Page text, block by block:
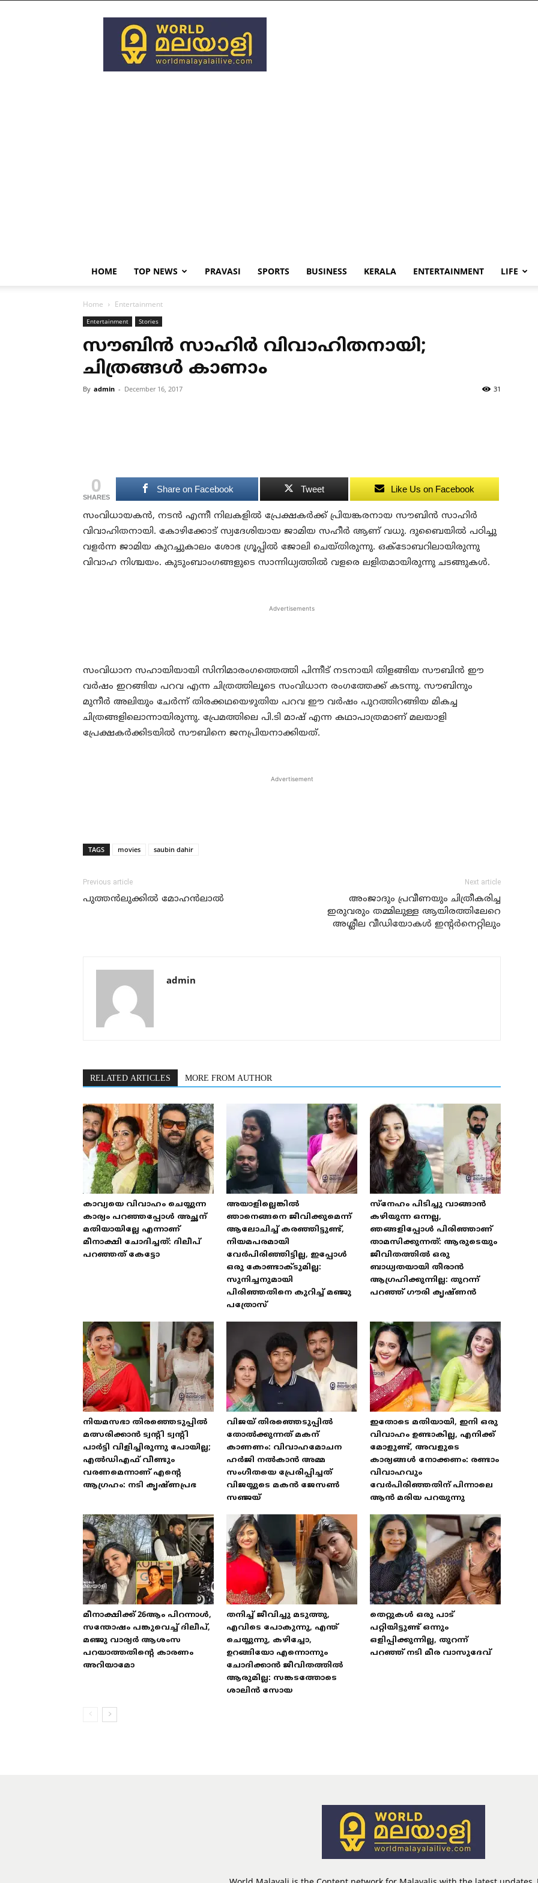
World
Malayali
Live
HOME TOP NEWS PRAVASI SPORTS BUSINESS KERALA ENTERTAINMENT LIFE
Home Entertainment
Entertainment Stories
സൗബിന്‍ സാഹിര്‍ വിവാഹിതനായി;
ചിത്രങ്ങള്‍ കാണാം
By admin - December 16, 2017 31
0
SHARES
Share on Facebook Tweet Like Us on Facebook
സംവിധായകന്‍, നടന്‍ എന്നീ നിലകളില്‍ പ്രേക്ഷകര്‍ക്ക് പ്രിയങ്കരനായ സൗബിന്‍ സാഹിര്‍
വിവാഹിതനായി. കോഴിക്കോട് സ്വദേശിയായ ജാമിയ സഹീര്‍ ആണ് വധു. ദുബൈയില്‍ പഠിച്ചു
വളര്‍ന്ന ജാമിയ കുറച്ചുകാലം ശോഭ ഗ്രൂപ്പില്‍ ജോലി ചെയ്തിരുന്നു. ഒക്ടോബറിലായിരുന്നു
വിവാഹ നിശ്ചയം. കുടുംബാംഗങ്ങളുടെ സാന്നിധ്യത്തില്‍ വളരെ ലളിതമായിരുന്നു ചടങ്ങുകള്‍.
Advertisements
സംവിധാന സഹായിയായി സിനിമാരംഗത്തെത്തി പിന്നീട് നടനായി തിളങ്ങിയ സൗബിന്‍ ഈ
വര്‍ഷം ഇറങ്ങിയ പറവ എന്ന ചിത്രത്തിലൂടെ സംവിധാന രംഗത്തേക്ക് കടന്നു. സൗബിനും
മുനീര്‍ അലിയും ചേര്‍ന്ന് തിരക്കഥയെഴുതിയ പറവ ഈ വര്‍ഷം പുറത്തിറങ്ങിയ മികച്ച
ചിത്രങ്ങളിലൊന്നായിരുന്നു. പ്രേമത്തിലെ പി.ടി മാഷ് എന്ന കഥാപാത്രമാണ് മലയാളി
പ്രേക്ഷകര്‍ക്കിടയില്‍ സൗബിനെ ജനപ്രിയനാക്കിയത്.
Advertisement
TAGS movies saubin dahir
Previous article
പുത്തന്‍ലുക്കില്‍ മോഹന്‍ലാല്‍
Next article
അംജാദും പ്രവീണയും ചിത്രീകരിച്ച
ഇരുവരും തമ്മിലുള്ള ആയിരത്തിലേറെ
അശ്ലീല വീഡിയോകള്‍ ഇന്റര്‍നെറ്റിലും
admin
RELATED ARTICLES MORE FROM AUTHOR
കാവ്യയെ വിവാഹം ചെയ്യുന്ന
കാര്യം പറഞ്ഞപ്പോൾ അച്ഛന്
മതിയായില്ലേ എന്നാണ്
മീനാക്ഷി ചോദിച്ചത്: ദിലീപ്
പറഞ്ഞത് കേട്ടോ
അയാളില്ലെങ്കിൽ
ഞാനെങ്ങനെ ജീവിക്കുമെന്ന്
ആലോചിച്ച് കരഞ്ഞിട്ടുണ്ട്,
നിയമപരമായി
വേർപിരിഞ്ഞിട്ടില്ല, ഇപ്പോൾ
ഒരു കോണ്ടാക്ടുമില്ല:
സുനിച്ചനുമായി
പിരിഞ്ഞതിനെ കുറിച്ച് മഞ്ജു
പത്രോസ്
സ്‌നേഹം പിടിച്ചു വാങ്ങാൻ
കഴിയുന്ന ഒന്നല്ല,
ഞങ്ങളിപ്പോൾ പിരിഞ്ഞാണ്
താമസിക്കുന്നത്: ആരുടെയും
ജീവിതത്തിൽ ഒരു
ബാധ്യതയായി തീരാൻ
ആഗ്രഹിക്കുന്നില്ല: തുറന്ന്
പറഞ്ഞ് ഗൗരി കൃഷ്ണൻ
നിയമസഭാ തിരഞ്ഞെടുപ്പിൽ
മത്സരിക്കാൻ ട്വന്റി ട്വന്റി
പാർട്ടി വിളിച്ചിരുന്നു പോയില്ല;
എൽഡിഎഫ് വീണ്ടും
വരണമെന്നാണ് എന്റെ
ആഗ്രഹം: നടി കൃഷ്ണപ്രഭ
വിജയ് തിരഞ്ഞെടുപ്പിൽ
തോൽക്കുന്നത് മകന്
കാണണം: വിവാഹമോചന
ഹർജി നൽകാൻ അമ്മ
സംഗീതയെ പ്രേരിപ്പിച്ചത്
വിജയ്യുടെ മകൻ ജേസൺ
സഞ്ജയ്
ഇതോടെ മതിയായി, ഇനി ഒരു
വിവാഹം ഉണ്ടാകില്ല, എനിക്ക്
മോളുണ്ട്, അവളുടെ
കാര്യങ്ങൾ നോക്കണം: രണ്ടാം
വിവാഹവും
വേർപിരിഞ്ഞതിന് പിന്നാലെ
ആൻ മരിയ പറയുന്നു
മീനാക്ഷിക്ക് 26ആം പിറന്നാൾ,
സന്തോഷം പങ്കുവെച്ച് ദിലീപ്,
മഞ്ജു വാര്യർ ആശംസ
പറയാത്തതിന്റെ കാരണം
അറിയാമോ
തനിച്ച് ജീവിച്ചു മടുത്തു,
എവിടെ പോകുന്നു, എന്ത്
ചെയ്യുന്നു, കഴിച്ചോ,
ഉറങ്ങിയോ എന്നൊന്നും
ചോദിക്കാൻ ജീവിതത്തിൽ
ആരുമില്ല: സങ്കടത്തോടെ
ശാലിൻ സോയ
തെറ്റുകൾ ഒരു പാട്
പറ്റിയിട്ടുണ്ട് ഒന്നും
ഒളിപ്പിക്കുന്നില്ല, തുറന്ന്
പറഞ്ഞ് നടി മീര വാസുദേവ്